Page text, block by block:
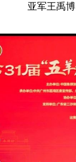
亚军王禹博